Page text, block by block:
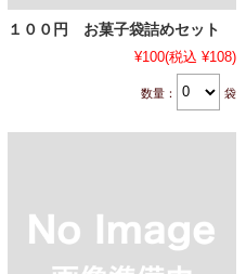
１００円 お菓子袋詰めセット
¥100(税込 ¥108)
数量： 袋